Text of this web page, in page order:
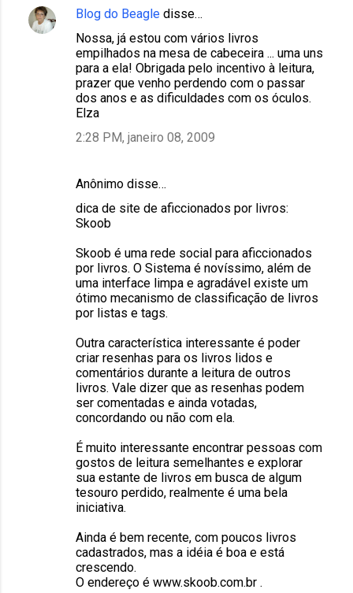
Blog do Beagle disse…
Nossa, já estou com vários livros
empilhados na mesa de cabeceira ... uma uns
para a ela! Obrigada pelo incentivo à leitura,
prazer que venho perdendo com o passar
dos anos e as dificuldades com os óculos.
Elza
2:28 PM, janeiro 08, 2009
Anônimo disse…
dica de site de aficcionados por livros:
Skoob
Skoob é uma rede social para aficcionados
por livros. O Sistema é novíssimo, além de
uma interface limpa e agradável existe um
ótimo mecanismo de classificação de livros
por listas e tags.
Outra característica interessante é poder
criar resenhas para os livros lidos e
comentários durante a leitura de outros
livros. Vale dizer que as resenhas podem
ser comentadas e ainda votadas,
concordando ou não com ela.
É muito interessante encontrar pessoas com
gostos de leitura semelhantes e explorar
sua estante de livros em busca de algum
tesouro perdido, realmente é uma bela
iniciativa.
Ainda é bem recente, com poucos livros
cadastrados, mas a idéia é boa e está
crescendo.
O endereço é www.skoob.com.br .